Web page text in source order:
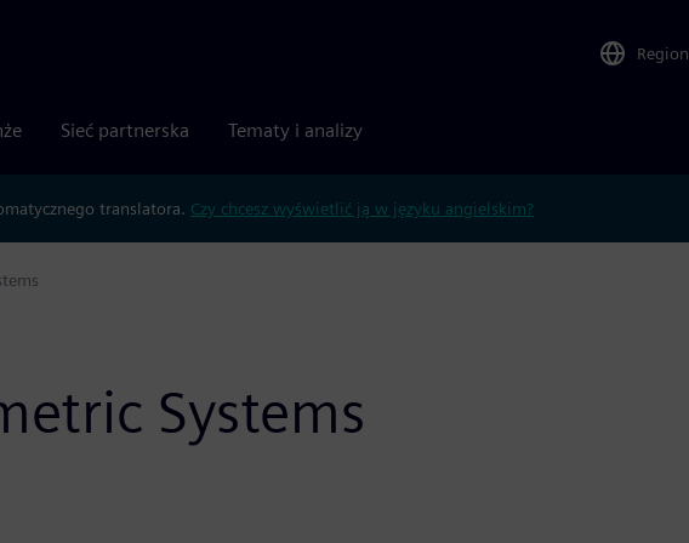
Region
Sieć partnerska Tematy i analizy
translatora. Czy chcesz wyświetlić ją w języku angielskim?
Systems